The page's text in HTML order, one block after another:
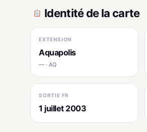
Identité de la carte
EXTENSION
Aquapolis
— · AQ
SORTIE FR
1 juillet 2003